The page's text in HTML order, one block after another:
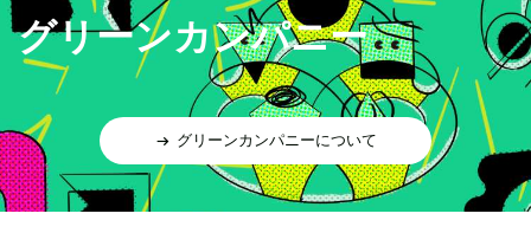
グリーンカンパニー
グリーンカンパニーについて